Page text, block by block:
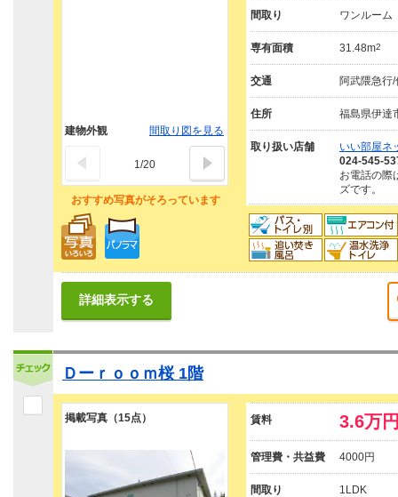
おすすめ写真がそろっています
建物外観 間取り図を見る
1/20
間取り ワンルーム
専有面積 31.48m2
交通 阿武隈急行
住所 福島県伊達
取り扱い店舗
いい部屋ネ
024-545-
お電話の際
ズです。
詳細表示する
Ｄーｒｏｏｍ桜 1階
掲載写真（15点） 賃料 3.6万
管理費・共益費 4000円
間取り 1LDK